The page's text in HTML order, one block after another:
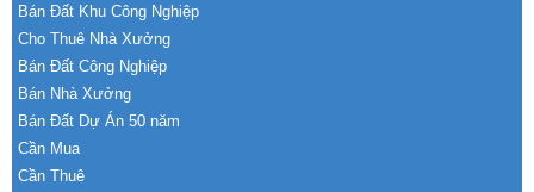
Bán Đất Khu Công Nghiệp
Cho Thuê Nhà Xưởng
Bán Đất Công Nghiệp
Bán Nhà Xưởng
Bán Đất Dự Án 50 năm
Cần Mua
Cần Thuê